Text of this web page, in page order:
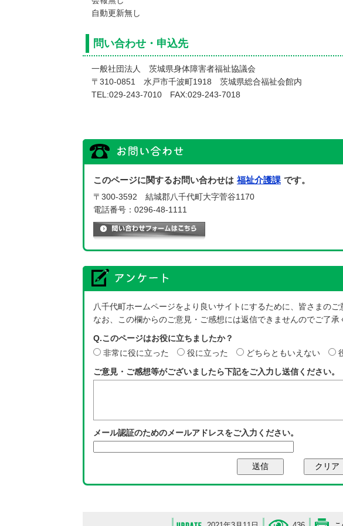
自動更新無し
問い合わせ・申込先
一般社団法人 茨城県身体障害者福祉協議会
〒310-0851 水戸市千波町1918 茨城県総合福祉会館内
TEL:029-243-7010 FAX:029-243-7018
このページに関するお問い合わせは 福祉介護課 です。
〒300-3592 結城郡八千代町大字菅谷1170
電話番号：0296-48-1111
八千代町ホームページをより良いサイトにするために、皆さまのご
なお、この欄からのご意見・ご感想には返信できませんのでご了承
Q.このページはお役に立ちましたか？
非常に役に立った
役に立った どちらともいえない
ご意見・ご感想等がございましたら下記をご入力し送信ください。
メール認証のためのメールアドレスをご入力ください。